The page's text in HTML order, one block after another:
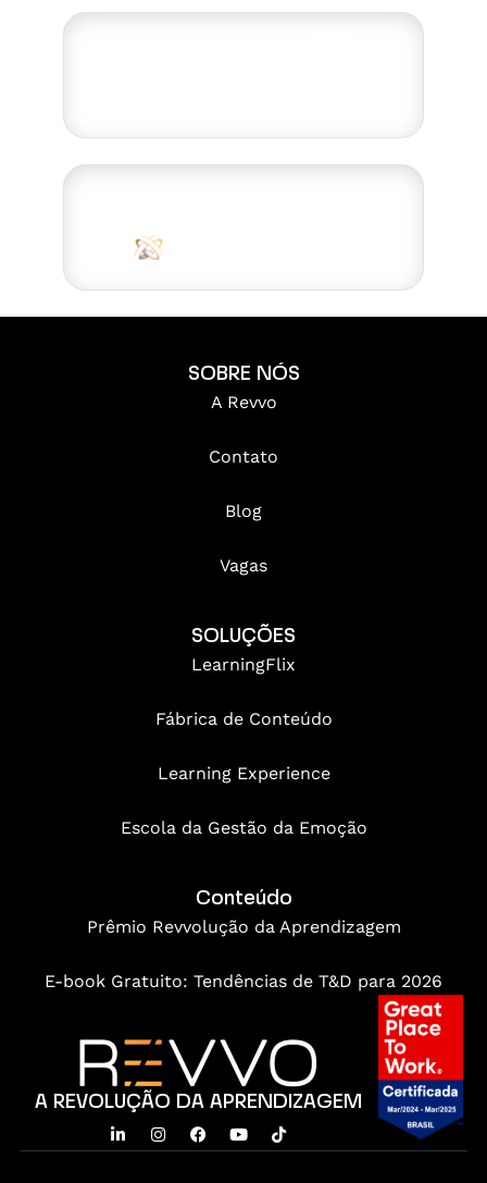
SOBRE NÓS
A Revvo
Contato
Blog
Vagas
SOLUÇÕES
LearningFlix
Fábrica de Conteúdo
Learning Experience
Escola da Gestão da Emoção
Conteúdo
Prêmio Revvolução da Aprendizagem
E-book Gratuito: Tendências de T&D para 2026
A REVOLUÇÃO DA APRENDIZAGEM